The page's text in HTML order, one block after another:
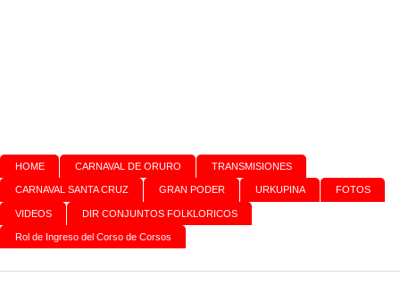
HOME CARNAVAL DE ORURO TRANSMISIONES
CARNAVAL SANTA CRUZ GRAN PODER URKUPINA FOTOS
VIDEOS DIR CONJUNTOS FOLKLORICOS
Rol de Ingreso del Corso de Corsos